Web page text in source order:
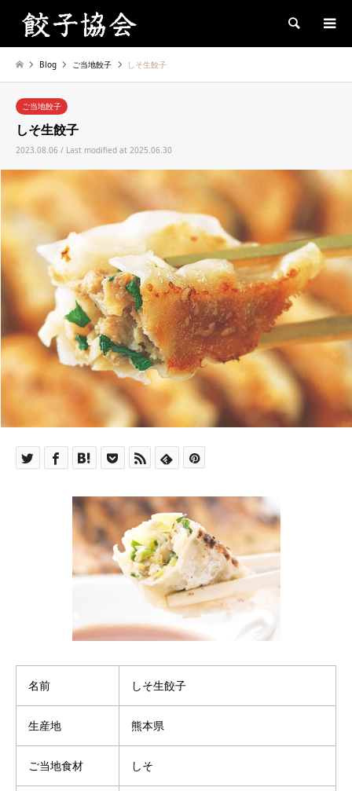
Search
Blog ご当地餃子 しそ生餃子
ご当地餃子
しそ生餃子
2023.08.06 / Last modified at 2025.06.30
名前 しそ生餃子
生産地 熊本県
ご当地食材 しそ